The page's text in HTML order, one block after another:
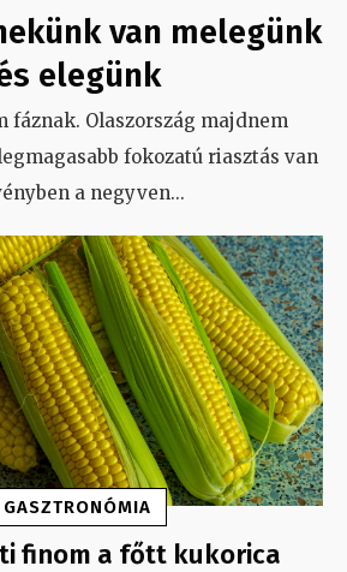
van melegünk
elegünk
fáznak. Olaszország majdnem
fokozatú riasztás van
a negyven...
GASZTRONÓMIA
finom a főtt kukorica